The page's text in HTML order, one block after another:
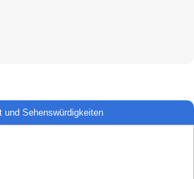
und Sehenswürdigkeiten